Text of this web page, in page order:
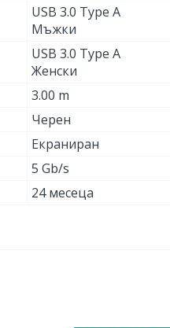
USB 3.0 Type A
Мъжки
USB 3.0 Type A
Женски
3.00 m
Черен
Екраниран
5 Gb/s
24 месеца